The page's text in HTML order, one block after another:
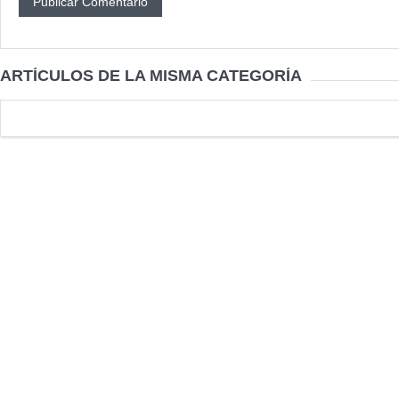
ARTÍCULOS DE LA MISMA CATEGORÍA